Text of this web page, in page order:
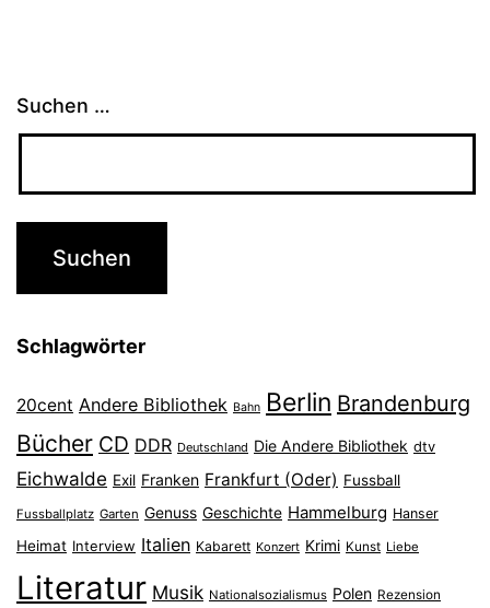
Suchen …
Schlagwörter
20cent Andere Bibliothek Bahn Berlin Brandenburg
Bücher CD DDR Deutschland Die Andere Bibliothek dtv
Eichwalde Exil Franken Frankfurt (Oder) Fussball
Fussballplatz Garten Genuss Geschichte Hammelburg Hanser
Heimat Interview Italien Kabarett Konzert Krimi Kunst Liebe
Literatur Musik Nationalsozialismus Polen Rezension